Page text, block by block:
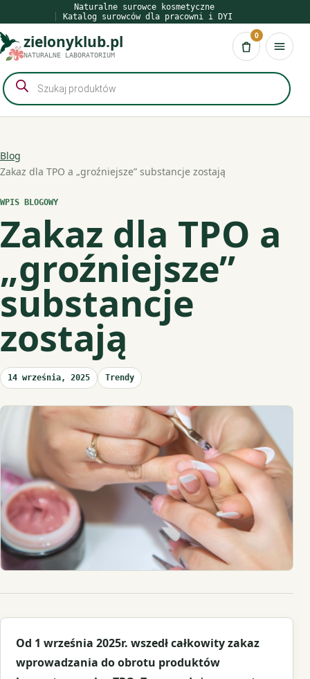
do
treści
Naturalne surowce kosmetyczne
Katalog surowców dla pracowni i DYI
zielonyklub.pl
NATURALNE LABORATORIUM Koszyk
0
Wyszukiwarka
produktów
Blog
Zakaz dla TPO a „groźniejsze” substancje zostają
WPIS BLOGOWY
Zakaz dla TPO a
„groźniejsze”
substancje
zostają
14 września, 2025 Trendy
Od 1 września 2025r. wszedł całkowity zakaz
wprowadzania do obrotu produktów